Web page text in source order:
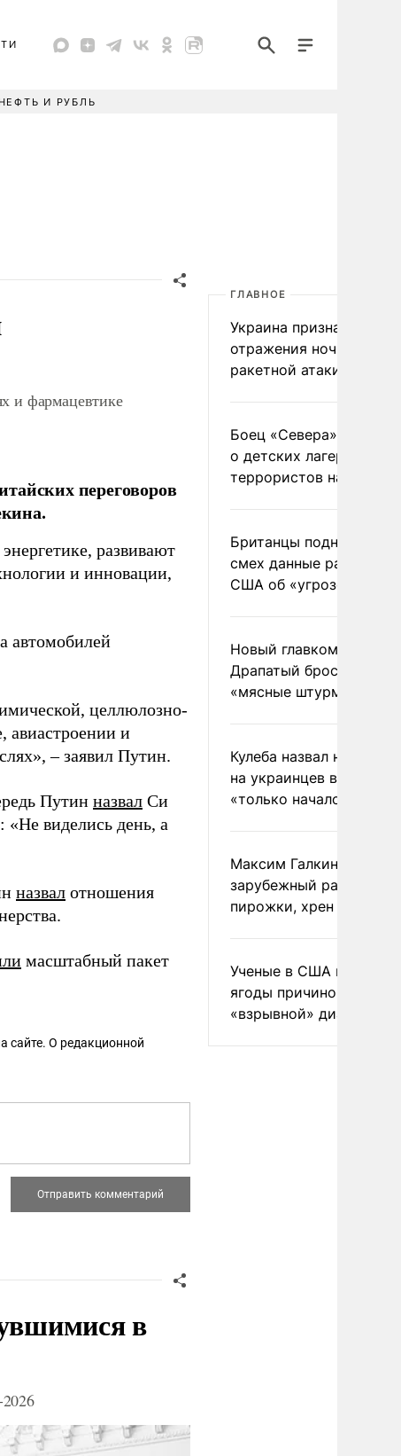
НЕФТЬ И РУБЛЬ
и фармацевтике
переговоров
развивают
и инновации,
автомобилей
целлюлозно-
авиастроении и
– заявил Путин.
Путин назвал Си
виделись день, а
назвал отношения
масштабный пакет
сайте. О редакционной
в
ГЛАВНОЕ
Украина признала
отражения ночной
ракетной атаки
Боец «Севера»
о детских лагерях
террористов на
Британцы подняли на
смех данные разведки
США об «угрозе
Новый главком ВСУ
Драпатый бросил
«мясные штурмы»
Кулеба назвал
на украинцев в Польше
«только началом»
Максим Галкин
зарубежный райдер
пирожки, хрен и морс
Ученые в США назвали
ягоды причиной
«взрывной» диареи